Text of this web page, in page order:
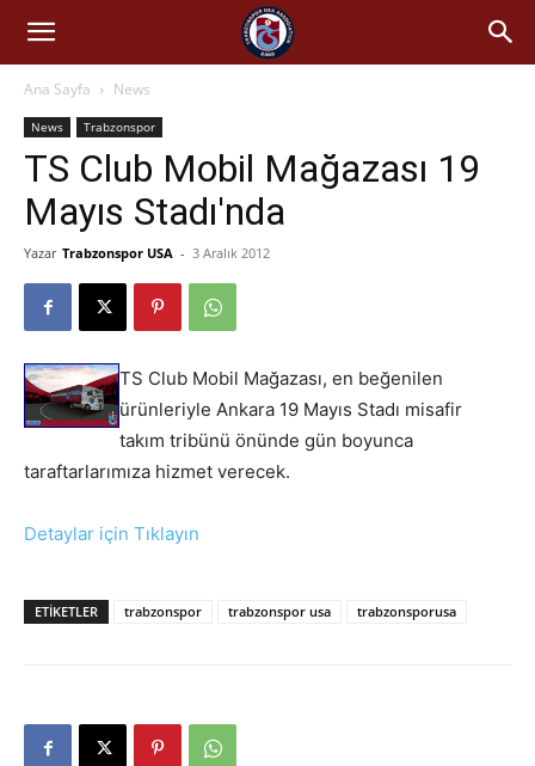
Ana Sayfa News
News Trabzonspor
TS Club Mobil Mağazası 19
Mayıs Stadı'nda
Yazar Trabzonspor USA - 3 Aralık 2012
TS Club Mobil Mağazası, en beğenilen
ürünleriyle Ankara 19 Mayıs Stadı misafir
takım tribünü önünde gün boyunca
taraftarlarımıza hizmet verecek.
Detaylar için Tıklayın
ETIKETLER trabzonspor trabzonspor usa trabzonsporusa